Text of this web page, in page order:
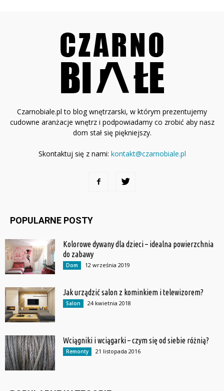
Czarnobiale.pl to blog wnętrzarski, w którym prezentujemy
cudowne aranżacje wnętrz i podpowiadamy co zrobić aby nasz
dom stał się piękniejszy.
Skontaktuj się z nami: kontakt@czarnobiale.pl
POPULARNE POSTY
Kolorowe dywany dla dzieci – idealna powierzchnia
do zabawy
Dom 12 września 2019
Jak urządzić salon z kominkiem i telewizorem?
Salon 24 kwietnia 2018
Wciągniki i wciągarki – czym się od siebie różnią?
Remonty 21 listopada 2016